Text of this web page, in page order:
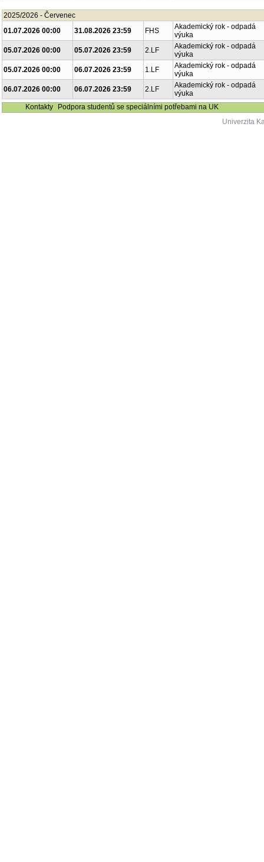
2025/2026 - Červenec
01.07.2026 00:00
31.08.2026 23:59 FHS
Akademický rok - odpadá
výuka
05.07.2026 00:00
05.07.2026 23:59 2.LF
Akademický rok - odpadá
výuka
05.07.2026 00:00
06.07.2026 23:59 1.LF
Akademický rok - odpadá
výuka
06.07.2026 00:00
06.07.2026 23:59 2.LF
Akademický rok - odpadá
výuka
Kontakty
Podpora studentů se speciálními potřebami na UK
Univerzita